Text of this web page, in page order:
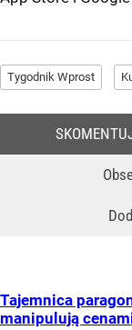
Tygodnik Wprost
Tajemnica
manipulują